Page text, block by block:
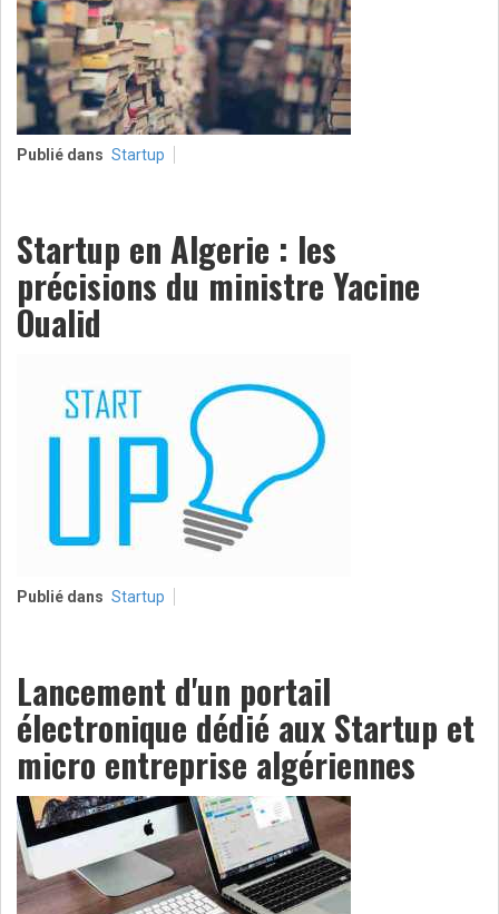
Publié dans Startup
Startup en Algerie : les
précisions du ministre Yacine
Oualid
Publié dans Startup
Lancement d'un portail
électronique dédié aux Startup et
micro entreprise algériennes